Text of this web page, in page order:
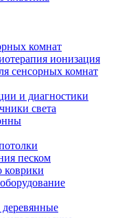
комнат
ионизация
сенсорных комнат
и диагностики
света
песком
коврики